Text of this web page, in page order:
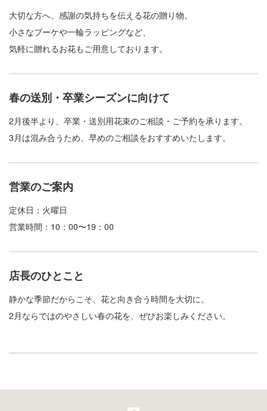
大切な方へ、感謝の気持ちを伝える花の贈り物。
小さなブーケや一輪ラッピングなど、
気軽に贈れるお花もご用意しております。
春の送別・卒業シーズンに向けて
2月後半より、卒業・送別用花束のご相談・ご予約を承ります。
3月は混み合うため、早めのご相談をおすすめいたします。
営業のご案内
定休日：火曜日
営業時間：10：00〜19：00
店長のひとこと
静かな季節だからこそ、花と向き合う時間を大切に。
2月ならではのやさしい春の花を、ぜひお楽しみください。